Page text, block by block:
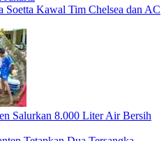
Soetta Kawal Tim Chelsea dan AC
Salurkan 8.000 Liter Air Bersih